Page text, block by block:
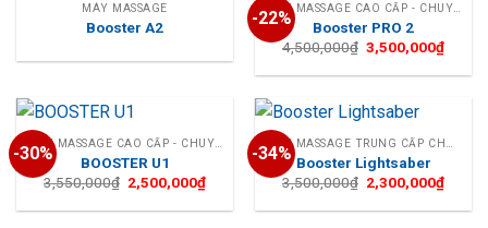
MÁY MASSAGE
Booster A2 -22%
Booster PRO 2
4,500,000₫ Giá
gốc
là:
3,500,000₫Giá
tại
-30%
BOOSTER U1
3,550,000₫ Giá
gốc
là:
2,500,000₫Giá
tại
-34% Booster Lightsaber
3,500,000₫ Giá
gốc
là:
2,300,000₫Giá
tại